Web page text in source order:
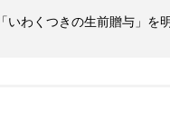
いわくつきの生前贈与」を